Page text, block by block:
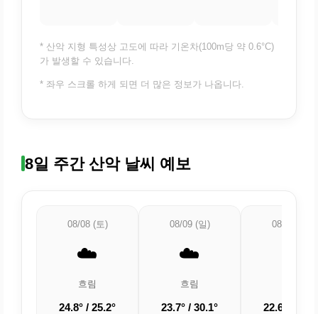
* 산악 지형 특성상 고도에 따라 기온차(100m당 약 0.6°C)
가 발생할 수 있습니다.
* 좌우 스크롤 하게 되면 더 많은 정보가 나옵니다.
8일 주간 산악 날씨 예보
08/08 (토)
☁️
흐림
24.8° / 25.2°
08/09 (일)
☁️
흐림
23.7° / 30.1°
08/10 (월)
22.6° /